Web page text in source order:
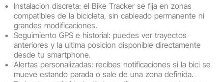
Instalacion discreta: el Bike Tracker se fija en zonas
compatibles de la bicicleta, sin cableado permanente ni
grandes modificaciones.
Seguimiento GPS e historial: puedes ver trayectos
anteriores y la ultima posicion disponible directamente
desde tu smartphone.
Alertas personalizadas: recibes notificaciones si la bici se
mueve estando parada o sale de una zona definida.